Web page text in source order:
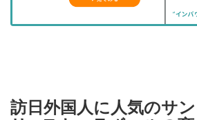
る
す
る
に
訪日外国人に人気のサ